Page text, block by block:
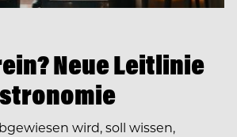
Neue Leitlinie
wird, soll wissen,